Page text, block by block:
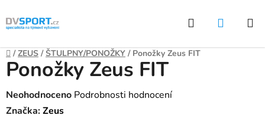
Přejít
na
Hledat
Domů
/ ZEUS / ŠTULPNY/PONOŽKY / Ponožky Zeus FIT
Ponožky Zeus FIT
Průměrné
hodnocení
Neohodnoceno Podrobnosti hodnocení
Značka:Zeus